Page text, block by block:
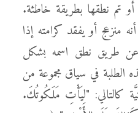
أو تم نطقها بطريقة خاطئة.
منزعج أو يفقد كرامته إذا
طريق نطق اسمه بشكل
في سياق مجموعة من
كالتالي: "لِيَأْتِ مَلَكُوتُكَ.